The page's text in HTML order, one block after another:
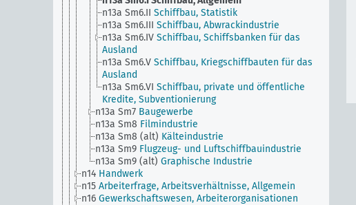
n13a Sm6.II Schiffbau, Statistik
n13a Sm6.III Schiffbau, Abwrackindustrie
n13a Sm6.IV Schiffbau, Schiffsbanken für das
Ausland
n13a Sm6.V Schiffbau, Kriegschiffbauten für das
Ausland
n13a Sm6.VI Schiffbau, private und öffentliche
Kredite, Subventionierung
n13a Sm7 Baugewerbe
n13a Sm8 Filmindustrie
n13a Sm8 (alt) Kälteindustrie
n13a Sm9 Flugzeug- und Luftschiffbauindustrie
n13a Sm9 (alt) Graphische Industrie
n14 Handwerk
n15 Arbeiterfrage, Arbeitsverhältnisse, Allgemein
n16 Gewerkschaftswesen, Arbeiterorganisationen